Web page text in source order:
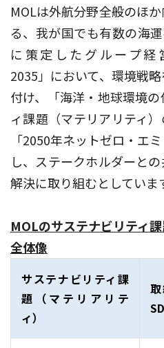
MOLは外航分野全般のほ
る、我が国でも有数の海
に策定したグループ経
2035」において、環境戦
付け、「海洋・地球環境
ィ課題（マテリアリティ）
「2050年ネットゼロ・エ
し、ステークホルダーと
解決に取り組むとしていま
MOLのサステナビリティ
全体像
サステナビリティ課
題（マテリアリテ
ィ）